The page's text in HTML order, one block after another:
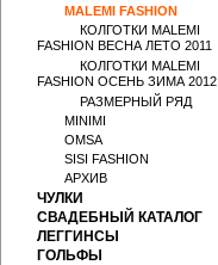
MALEMI FASHION
КОЛГОТКИ MALEMI
FASHION ВЕСНА ЛЕТО 2011
КОЛГОТКИ MALEMI
FASHION ОСЕНЬ ЗИМА 2012
РАЗМЕРНЫЙ РЯД
MINIMI
OMSA
SISI FASHION
АРХИВ
ЧУЛКИ
СВАДЕБНЫЙ КАТАЛОГ
ЛЕГГИНСЫ
ГОЛЬФЫ